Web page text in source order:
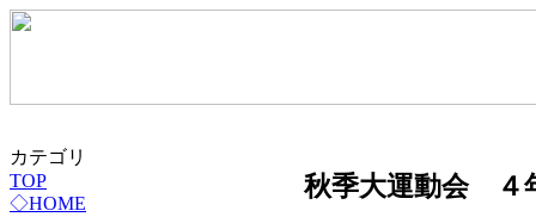
カテゴリ
TOP
◇HOME
秋季大運動会